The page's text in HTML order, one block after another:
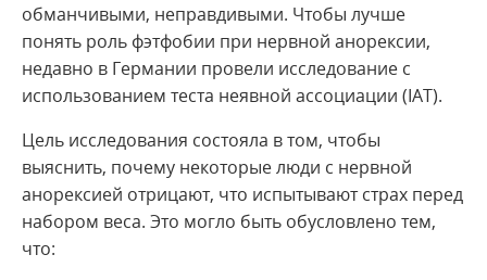
обманчивыми, неправдивыми. Чтобы лучше
понять роль фэтфобии при нервной анорексии,
недавно в Германии провели исследование с
использованием теста неявной ассоциации (IAT).
Цель исследования состояла в том, чтобы
выяснить, почему некоторые люди с нервной
анорексией отрицают, что испытывают страх перед
набором веса. Это могло быть обусловлено тем,
что: